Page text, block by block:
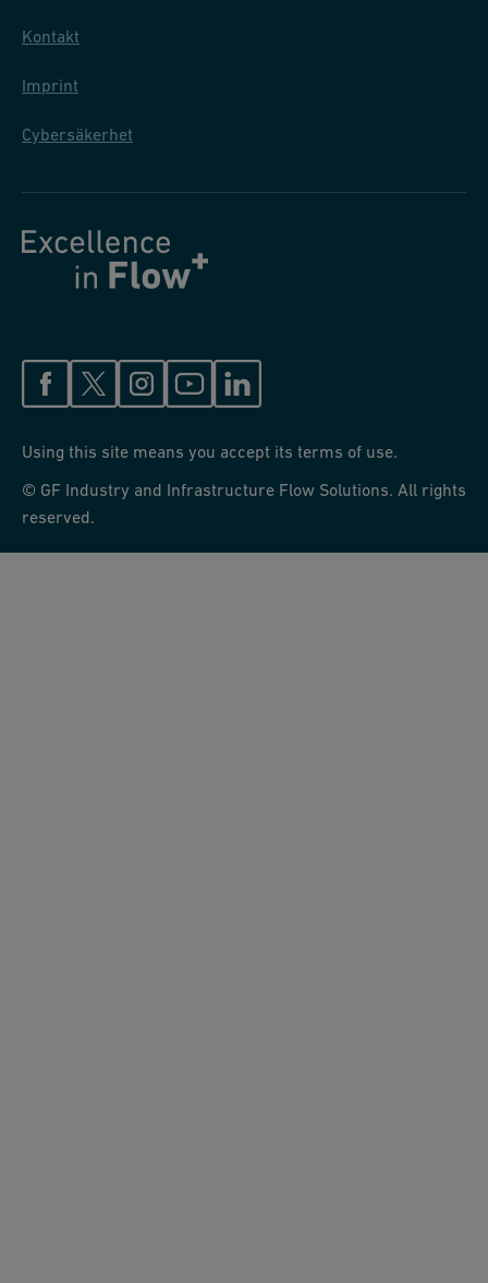
Kontakt
Imprint
Cybersäkerhet
Using this site means you accept its terms of use.
© GF Industry and Infrastructure Flow Solutions. All rights
reserved.